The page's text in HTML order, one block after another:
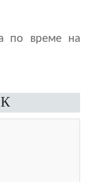
по време на